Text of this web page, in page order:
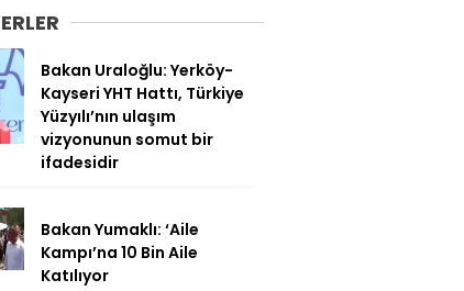
Bakan Uraloğlu: Yerköy-
Kayseri YHT Hattı, Türkiye
Yüzyılı’nın ulaşım
vizyonunun somut bir
ifadesidir
Bakan Yumaklı: ‘Aile
Kampı’na 10 Bin Aile
Katılıyor